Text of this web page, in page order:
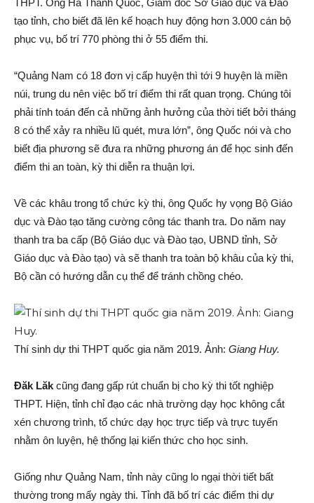
THPT. Ông Hà Thanh Quốc, Giám đốc Sở Giáo dục và Đào
tạo tỉnh, cho biết đã lên kế hoạch huy động hơn 3.000 cán bộ
phục vụ, bố trí 770 phòng thi ở 55 điểm thi.
“Quảng Nam có 18 đơn vị cấp huyện thì tới 9 huyện là miền
núi, trung du nên việc bố trí điểm thi rất quan trọng. Chúng tôi
phải tính toán đến cả những ảnh hưởng của thời tiết bởi tháng
8 có thể xảy ra nhiều lũ quét, mưa lớn”, ông Quốc nói và cho
biết địa phương sẽ đưa ra những phương án để học sinh đến
điểm thi an toàn, kỳ thi diễn ra thuận lợi.
Về các khâu trong tổ chức kỳ thi, ông Quốc hy vọng Bộ Giáo
dục và Đào tạo tăng cường công tác thanh tra. Do năm nay
thanh tra ba cấp (Bộ Giáo dục và Đào tạo, UBND tỉnh, Sở
Giáo dục và Đào tạo) và sẽ thanh tra toàn bộ khâu của kỳ thi,
Bộ cần có hướng dẫn cụ thể để tránh chồng chéo.
Thí sinh dự thi THPT quốc gia năm 2019. Ảnh: Giang Huy.
Đăk Lăk cũng đang gấp rút chuẩn bị cho kỳ thi tốt nghiệp
THPT. Hiện, tỉnh chỉ đạo các nhà trường dạy học không cắt
xén chương trình, tổ chức dạy học trực tiếp và trực tuyến
nhằm ôn luyện, hệ thống lại kiến thức cho học sinh.
Giống như Quảng Nam, tỉnh này cũng lo ngại thời tiết bất
thường trong mấy ngày thi. Tỉnh đã bố trí các điểm thi dự